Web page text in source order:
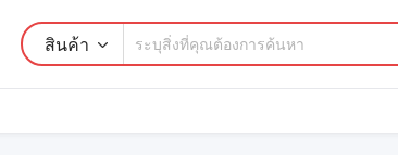
สินค้า